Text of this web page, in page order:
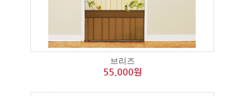
브리즈
55,000원